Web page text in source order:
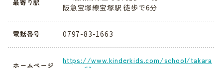
最寄り駅
阪急宝塚線宝塚駅 徒歩で6分
電話番号 0797-83-1663
ホームページ
https://www.kinderkids.com/school/takara